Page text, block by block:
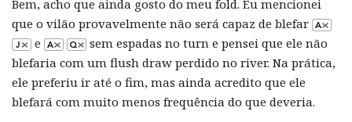
Bem, acho que ainda gosto do meu fold. Eu mencionei
que o vilão provavelmente não será capaz de blefar
e
sem espadas no turn e pensei que ele não
blefaria com um flush draw perdido no river. Na prática,
ele preferiu ir até o fim, mas ainda acredito que ele
blefará com muito menos frequência do que deveria.